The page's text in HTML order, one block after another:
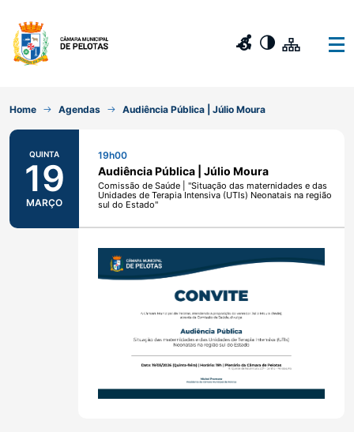
Home Agendas Audiência Pública | Júlio Moura
QUINTA
19
MARÇO
19h00
Audiência Pública | Júlio Moura
Comissão de Saúde | "Situação das maternidades e das
Unidades de Terapia Intensiva (UTIs) Neonatais na região
sul do Estado"